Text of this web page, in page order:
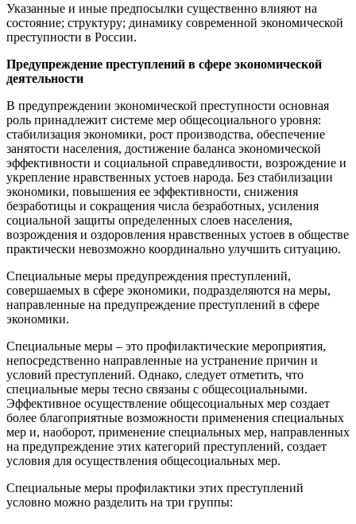
Указанные и иные предпосылки существенно влияют на
состояние; структуру; динамику современной экономической
преступности в России.
Предупреждение преступлений в сфере экономической
деятельности
В предупреждении экономической преступности основная
роль принадлежит системе мер общесоциального уровня:
стабилизация экономики, рост производства, обеспечение
занятости населения, достижение баланса экономической
эффективности и социальной справедливости, возрождение и
укрепление нравственных устоев народа. Без стабилизации
экономики, повышения ее эффективности, снижения
безработицы и сокращения числа безработных, усиления
социальной защиты определенных слоев населения,
возрождения и оздоровления нравственных устоев в обществе
практически невозможно координально улучшить ситуацию.
Специальные меры предупреждения преступлений,
совершаемых в сфере экономики, подразделяются на меры,
направленные на предупреждение преступлений в сфере
экономики.
Специальные меры – это профилактические мероприятия,
непосредственно направленные на устранение причин и
условий преступлений. Однако, следует отметить, что
специальные меры тесно связаны с общесоциальными.
Эффективное осуществление общесоциальных мер создает
более благоприятные возможности применения специальных
мер и, наоборот, применение специальных мер, направленных
на предупреждение этих категорий преступлений, создает
условия для осуществления общесоциальных мер.
Специальные меры профилактики этих преступлений
условно можно разделить на три группы: